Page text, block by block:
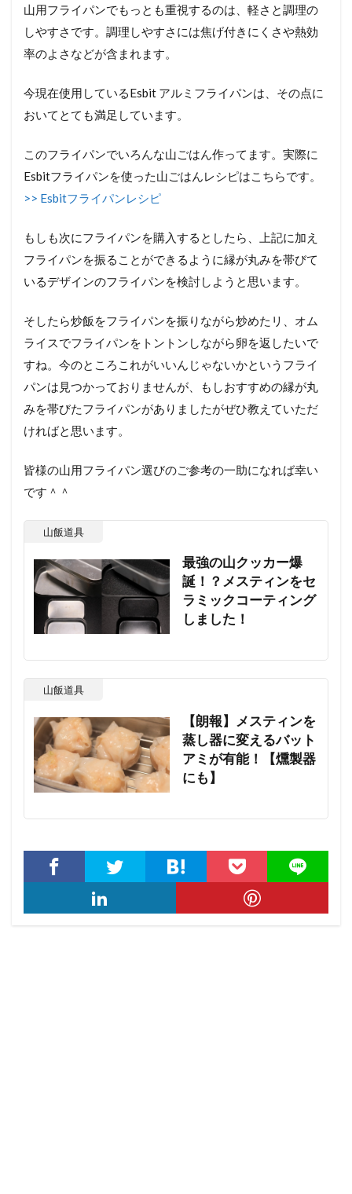
山用フライパンでもっとも重視するのは、軽さと調理の
しやすさです。調理しやすさには焦げ付きにくさや熱効
率のよさなどが含まれます。
今現在使用しているEsbit アルミフライパンは、その点に
おいてとても満足しています。
このフライパンでいろんな山ごはん作ってます。実際に
Esbitフライパンを使った山ごはんレシピはこちらです。
>> Esbitフライパンレシピ
もしも次にフライパンを購入するとしたら、上記に加え
フライパンを振ることができるように縁が丸みを帯びて
いるデザインのフライパンを検討しようと思います。
そしたら炒飯をフライパンを振りながら炒めたリ、オム
ライスでフライパンをトントンしながら卵を返したいで
すね。今のところこれがいいんじゃないかというフライ
パンは見つかっておりませんが、もしおすすめの縁が丸
みを帯びたフライパンがありましたがぜひ教えていただ
ければと思います。
皆様の山用フライパン選びのご参考の一助になれば幸い
です＾＾
山飯道具
最強の山クッカー爆
誕！？メスティンをセ
ラミックコーティング
しました！
山飯道具
【朗報】メスティンを
蒸し器に変えるバット
アミが有能！【燻製器
にも】